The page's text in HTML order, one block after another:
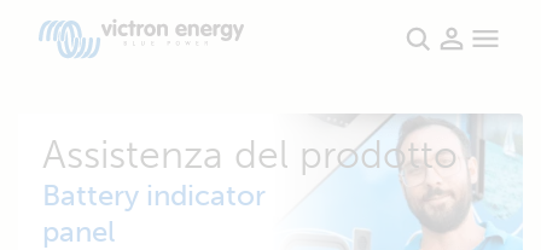
Assistenza del prodotto
Battery indicator
panel